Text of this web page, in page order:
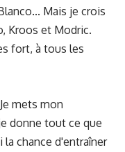
Mais je crois
Kroos et Modric.
fort, à tous les
mets mon
donne tout ce que
la chance d'entraîner